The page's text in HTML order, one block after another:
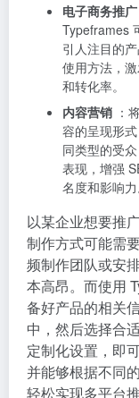
电子商务推广
Typeframes
引人注目的
使用方法，
和转化率。
内容营销 ：
容的呈现形
同类型的受
表现，增强
名度和影响力
以某企业想要推
制作方式可能需
频制作团队或安
本高昂。而使用
备好产品的相关
中，然后选择合
定制化设置，即
并能够根据不同
轻松实现多平台